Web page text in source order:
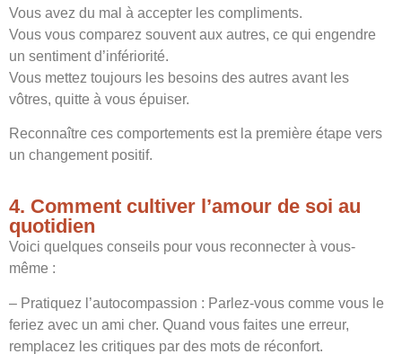
Vous avez du mal à accepter les compliments.
Vous vous comparez souvent aux autres, ce qui engendre
un sentiment d’infériorité.
Vous mettez toujours les besoins des autres avant les
vôtres, quitte à vous épuiser.
Reconnaître ces comportements est la première étape vers
un changement positif.
4. Comment cultiver l’amour de soi au
quotidien
Voici quelques conseils pour vous reconnecter à vous-
même :
– Pratiquez l’autocompassion : Parlez-vous comme vous le
feriez avec un ami cher. Quand vous faites une erreur,
remplacez les critiques par des mots de réconfort.